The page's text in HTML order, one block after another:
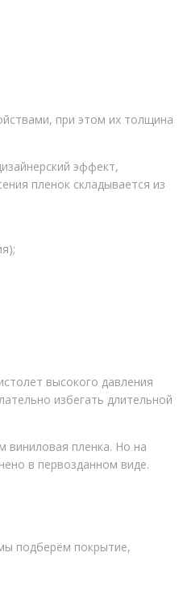
при этом их толщина
эффект,
пленок складывается из
высокого давления
избегать длительной
виниловая пленка. Но на
в первозданном виде.
подберём покрытие,